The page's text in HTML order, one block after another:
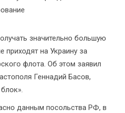
значительно большую
приходят на Украину за
флота. Об этом заявил
Геннадий Басов,
данным посольства РФ, в